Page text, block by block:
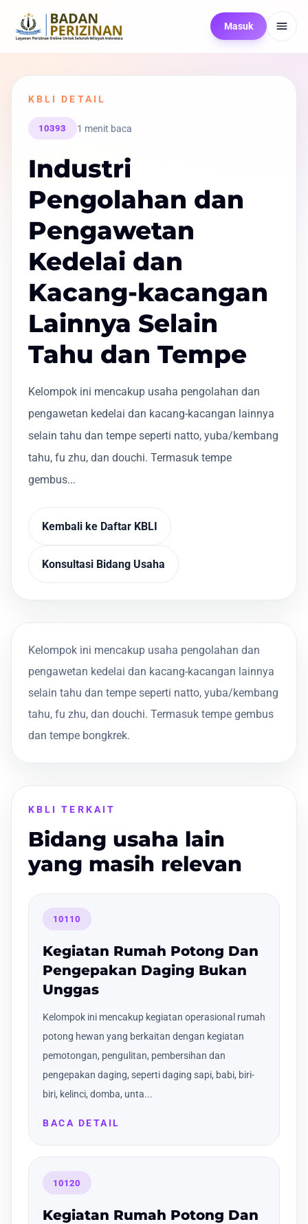
Masuk
KBLI DETAIL
10393 1 menit baca
Industri
Pengolahan dan
Pengawetan
Kedelai dan
Kacang-kacangan
Lainnya Selain
Tahu dan Tempe
Kelompok ini mencakup usaha pengolahan dan
pengawetan kedelai dan kacang-kacangan lainnya
selain tahu dan tempe seperti natto, yuba/kembang
tahu, fu zhu, dan douchi. Termasuk tempe
gembus...
Kembali ke Daftar KBLI
Konsultasi Bidang Usaha
Kelompok ini mencakup usaha pengolahan dan
pengawetan kedelai dan kacang-kacangan lainnya
selain tahu dan tempe seperti natto, yuba/kembang
tahu, fu zhu, dan douchi. Termasuk tempe gembus
dan tempe bongkrek.
KBLI TERKAIT
Bidang usaha lain
yang masih relevan
10110
Kegiatan Rumah Potong Dan
Pengepakan Daging Bukan
Unggas
Kelompok ini mencakup kegiatan operasional rumah
potong hewan yang berkaitan dengan kegiatan
pemotongan, pengulitan, pembersihan dan
pengepakan daging, seperti daging sapi, babi, biri-
biri, kelinci, domba, unta...
BACA DETAIL
10120
Kegiatan Rumah Potong Dan